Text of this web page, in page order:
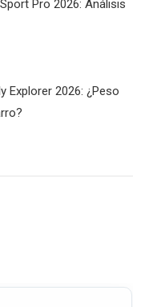
Pro 2026: Análisis
Explorer 2026: ¿Peso